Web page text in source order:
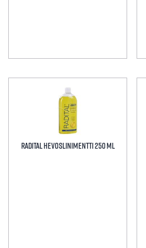
Radital hevoslinimentti 250 ml